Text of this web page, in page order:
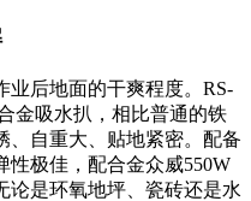
业后地面的干爽程度。RS-
金吸水扒，相比普通的铁
、自重大、贴地紧密。配备
性极佳，配合金众威550W
论是环氧地坪、瓷砖还是水